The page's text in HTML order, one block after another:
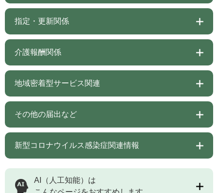
指定・更新関係
介護報酬関係
地域密着型サービス関連
その他の届出など
新型コロナウイルス感染症関連情報
AI（人工知能）は